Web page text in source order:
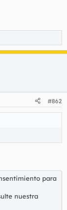
#862
para
nuestra